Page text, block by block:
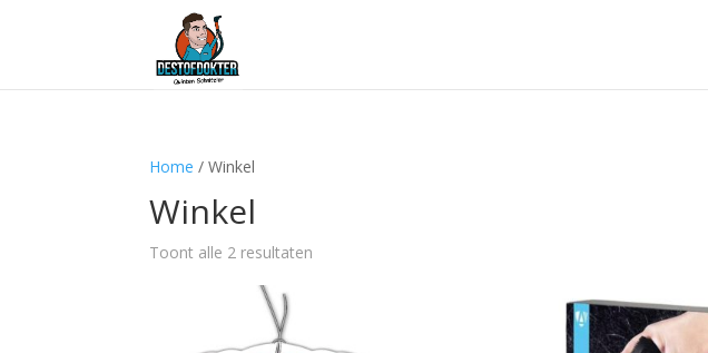
Home / Winkel
Winkel
Toont alle 2 resultaten